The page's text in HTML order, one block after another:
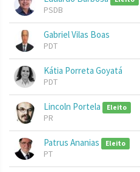
PSDB
Gabriel Vilas Boas
PDT
Kátia Porreta Goyatá
PDT
Lincoln Portela Eleito
PR
Patrus Ananias Eleito
PT